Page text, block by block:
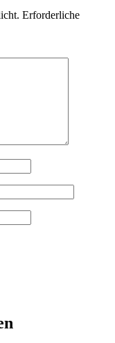
Erforderliche